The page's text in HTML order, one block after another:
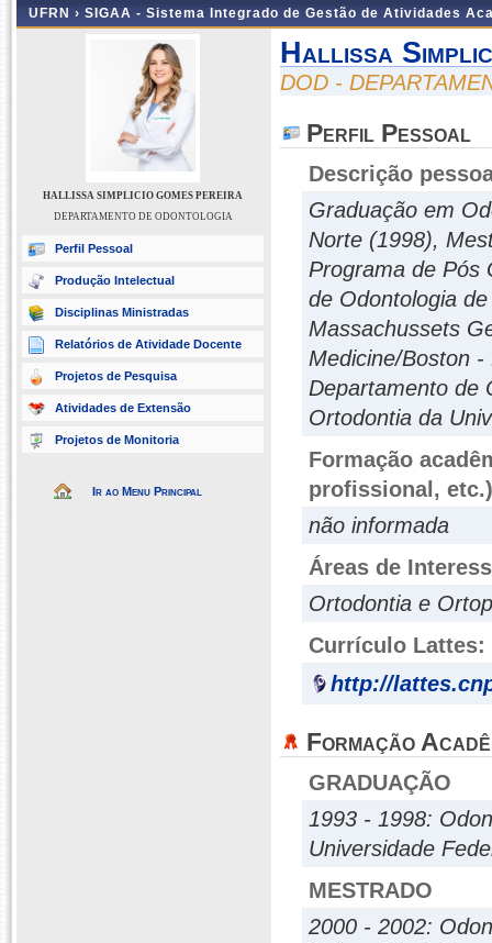
UFRN › SIGAA - Sistema Integrado de Gestão de Atividades
HALLISSA SIMPLICIO GOMES PEREIRA
DEPARTAMENTO DE ODONTOLOGIA
Perfil Pessoal
Produção Intelectual
Disciplinas Ministradas
Relatórios de Atividade Docente
Projetos de Pesquisa
Atividades de Extensão
Projetos de Monitoria
Ir ao Menu Principal
Hallissa
DOD -
Perfil Pessoal
Descrição
Graduação em
Norte (1998),
Programa de Pós
de Odontologia
Massachussets
Medicine/Boston
Departamento de
Ortodontia da
Formação
profissional, etc.)
não informada
Áreas de
Ortodontia e
Currículo Lattes:
http://
Formação
GRADUAÇÃO
1993 - 1998:
Universidade
MESTRADO
2000 - 2002: